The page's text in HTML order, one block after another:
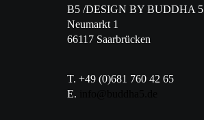
B5 /DESIGN BY BUDDHA 5
Neumarkt 1
66117 Saarbrücken
T. +49 (0)681 760 42 65
E.